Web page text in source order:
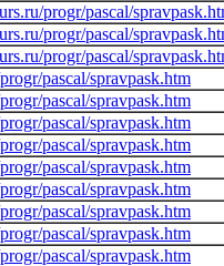
progr/pascal/
progr/pascal/
progr/pascal/
pascal/spravpask.htm
pascal/spravpask.htm
pascal/spravpask.htm
pascal/spravpask.htm
pascal/spravpask.htm
pascal/spravpask.htm
pascal/spravpask.htm
pascal/spravpask.htm
pascal/spravpask.htm